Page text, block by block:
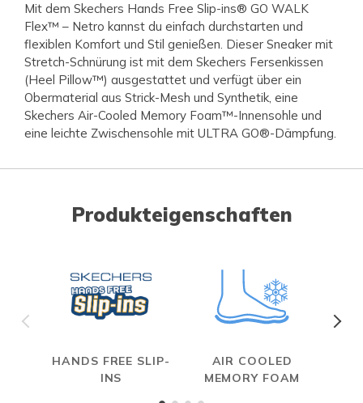
Mit dem Skechers Hands Free Slip-ins® GO WALK
Flex™ – Netro kannst du einfach durchstarten und
flexiblen Komfort und Stil genießen. Dieser Sneaker mit
Stretch-Schnürung ist mit dem Skechers Fersenkissen
(Heel Pillow™) ausgestattet und verfügt über ein
Obermaterial aus Strick-Mesh und Synthetik, eine
Skechers Air-Cooled Memory Foam™-Innensohle und
eine leichte Zwischensohle mit ULTRA GO®-Dämpfung.
Produkteigenschaften
HANDS FREE SLIP-
INS
AIR COOLED
MEMORY FOAM